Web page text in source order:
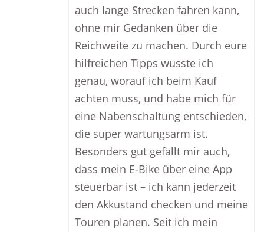
auch lange Strecken fahren kann,
ohne mir Gedanken über die
Reichweite zu machen. Durch eure
hilfreichen Tipps wusste ich
genau, worauf ich beim Kauf
achten muss, und habe mich für
eine Nabenschaltung entschieden,
die super wartungsarm ist.
Besonders gut gefällt mir auch,
dass mein E-Bike über eine App
steuerbar ist – ich kann jederzeit
den Akkustand checken und meine
Touren planen. Seit ich mein